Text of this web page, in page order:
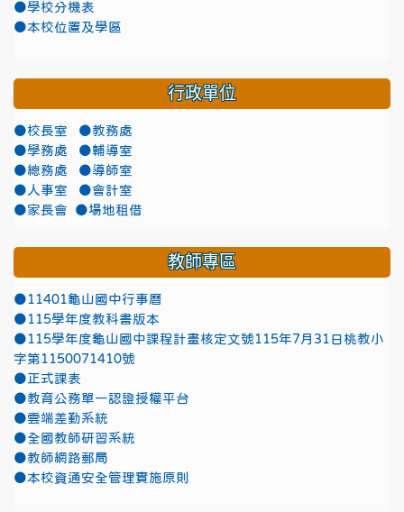
●學校分機表
●本校位置及學區
行政單位
●校長室
●教務處
●學務處
●輔導室
●總務處
●導師室
●人事室
●會計室
●家長會
●場地租借
教師專區
●11401龜山國中行事曆
●115學年度教科書版本
●115學年度龜山國中課程計畫核定文號115年7月31日桃教小
字第1150071410號
●正式課表
●教育公務單一認證授權平台
●雲端差勤系統
●全國教師研習系統
●教師網路郵局
●本校資通安全管理實施原則